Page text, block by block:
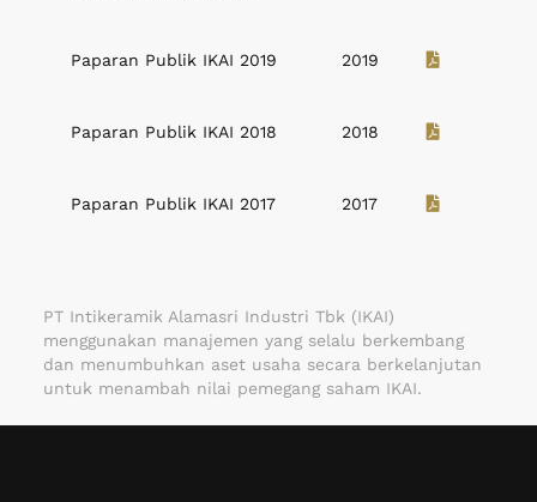
Paparan Publik IKAI 2019 2019
Paparan Publik IKAI 2018 2018
Paparan Publik IKAI 2017 2017
PT Intikeramik Alamasri Industri Tbk (IKAI)
menggunakan manajemen yang selalu berkembang
dan menumbuhkan aset usaha secara berkelanjutan
untuk menambah nilai pemegang saham IKAI.